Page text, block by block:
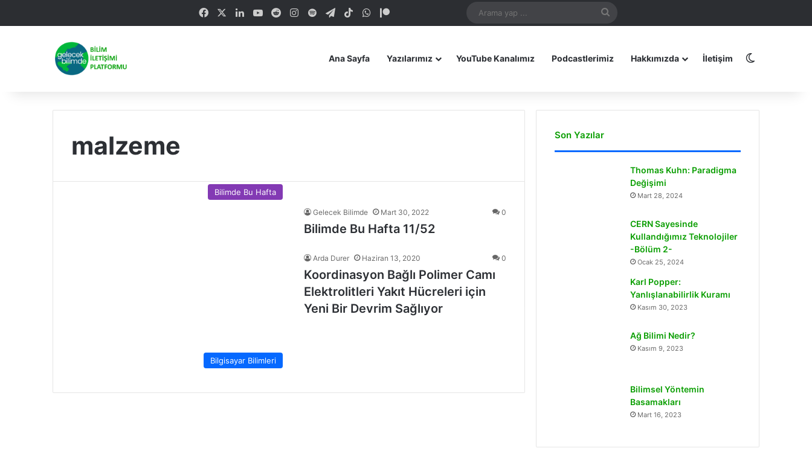
FacebookLinkedInYouTubeRedditInstagram
SpotifyTelegramTikTokWhatsApp
MastodoniOS Uygulamamız
Android Uygulamamız
...
Ana Sayfa Yazılarımız YouTube Kanalımız Podcastlerimiz Hakkımızda İletişim
malzeme
Bilimde Bu Hafta
Gelecek Bilimde Mart 30, 2022 0
Bilimde Bu Hafta 11/52
Bilgisayar Bilimleri
Arda Durer Haziran 13, 2020 0
Koordinasyon Bağlı Polimer Camı
Elektrolitleri Yakıt Hücreleri için
Yeni Bir Devrim Sağlıyor
Son Yazılar
Thomas Kuhn: Paradigma
Değişimi
Mart 28, 2024
CERN Sayesinde
Kullandığımız Teknolojiler
-Bölüm 2-
Ocak 25, 2024
Karl Popper:
Yanlışlanabilirlik Kuramı
Kasım 30, 2023
Ağ Bilimi Nedir?
Kasım 9, 2023
Bilimsel Yöntemin
Basamakları
Mart 16, 2023